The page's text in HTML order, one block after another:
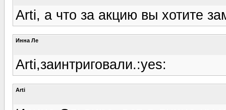
Arti, а что за акцию вы хотите
Инна Ле
Arti,заинтриговали.:yes:
Arti